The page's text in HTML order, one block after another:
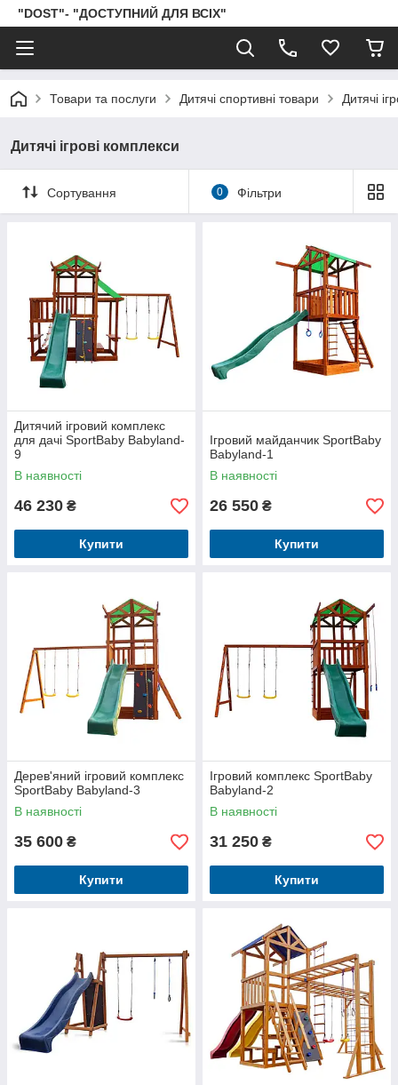
"DOST"- "ДОСТУПНИЙ ДЛЯ ВСІХ"
Товари та послуги Дитячі спортивні товари Дитячі
Дитячі ігрові комплекси
Сортування 0 Фільтри
Дитячий ігровий комплекс
для дачі SportBaby Babyland-
9
В наявності
46 230 ₴
Купити
Ігровий майданчик SportBaby
Babyland-1
В наявності
26 550 ₴
Купити
Дерев'яний ігровий комплекс
SportBaby Babyland-3
В наявності
35 600 ₴
Купити
Ігровий комплекс SportBaby
Babyland-2
В наявності
31 250 ₴
Купити